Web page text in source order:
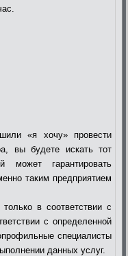
«я хочу» провести
вы будете искать тот
может гарантировать
таким предприятием
в соответствии с
с определенной
специалисты
данных услуг.